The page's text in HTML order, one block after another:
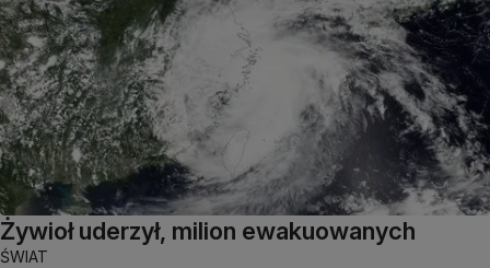
Żywioł uderzył, milion ewakuowanych
ŚWIAT